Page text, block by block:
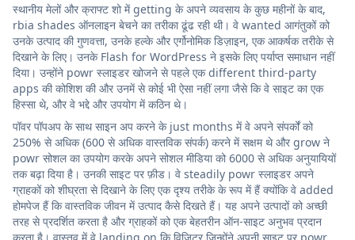
स्थानीय मेलों और क्राफ्ट शो में getting के अपने व्यवसाय के कुछ महीनों के बाद,
rbia shades ऑनलाइन बेचने का तरीका ढूंढ रही थी। वे wanted आगंतुकों को
उनके उत्पाद की गुणवत्ता, उनके हल्के और एर्गोनोमिक डिज़ाइन, एक आकर्षक तरीके से
दिखाने के लिए। उनके Flash for WordPress ने इसके लिए पर्याप्त समाधान नहीं
दिया। उन्होंने powr स्लाइडर खोजने से पहले एक different third-party
apps की कोशिश की और उनमें से कोई भी ऐसा नहीं लगा जैसे कि वे साइट का एक
हिस्सा थे, और वे भद्दे और उपयोग में कठिन थे।
पॉवर पॉपअप के साथ साइन अप करने के just months में वे अपने संपर्कों को
250% से अधिक (600 से अधिक वास्तविक संपर्क) करने में सक्षम थे और grow ने
powr सोशल का उपयोग करके अपने सोशल मीडिया को 6000 से अधिक अनुयायियों
तक बढ़ा दिया है। उनकी साइट पर फ़ीड। वे steadily powr स्लाइडर अपने
ग्राहकों को शीघ्रता से दिखाने के लिए एक दृश्य तरीके के रूप में हैं क्योंकि वे added
होमपेज हैं कि वास्तविक जीवन में उत्पाद कैसे दिखते हैं। यह अपने उत्पादों को अच्छी
तरह से प्रदर्शित करता है और ग्राहकों को एक बेहतरीन ऑन-साइट अनुभव प्रदान